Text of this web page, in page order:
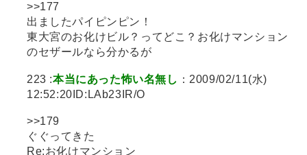
>>177
出ましたパイピンピン！
東大宮のお化けビル？ってどこ？お化けマンション
のセザールなら分かるが
223 :本当にあった怖い名無し ：2009/02/11(水)
12:52:20ID:LAb23IR/O
>>179
ぐぐってきた
Re:お化けマンション